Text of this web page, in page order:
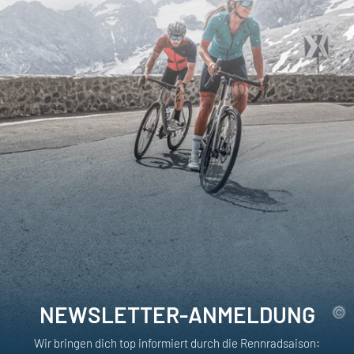
NEWSLETTER-ANMELDUNG
Wir bringen dich top informiert durch die Rennradsaison: